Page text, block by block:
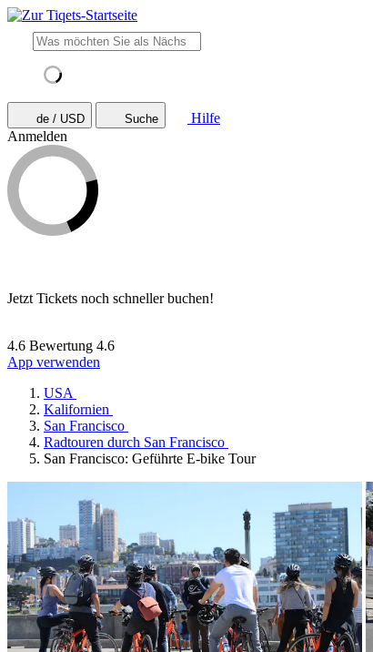
de / USD Suche
Hilfe
Anmelden
Jetzt Tickets noch schneller buchen!
4.6 Bewertung 4.6
App verwenden
USA
Kalifornien
San Francisco
Radtouren durch San Francisco
San Francisco: Geführte E-bike Tour